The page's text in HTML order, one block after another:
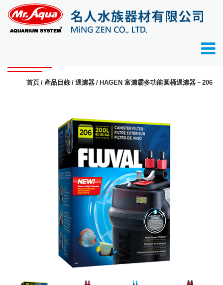
首頁 產品目錄 過濾器 HAGEN 富濾霸多功能圓桶過濾器－206